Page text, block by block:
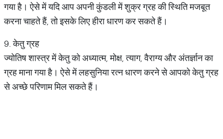
गया है। ऐसे में यदि आप अपनी कुंडली में शुक्र ग्रह की स्थिति मजबूत
करना चाहते हैं, तो इसके लिए हीरा धारण कर सकते हैं।
9. केतु ग्रह
ज्योतिष शास्त्र में केतु को अध्यात्म, मोक्ष, त्याग, वैराग्य और अंतर्ज्ञान का
ग्रह माना गया है। ऐसे में लहसुनिया रत्न धारण करने से आपको केतु ग्रह
से अच्छे परिणाम मिल सकते हैं।